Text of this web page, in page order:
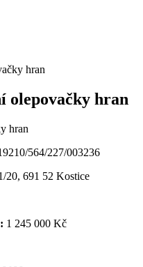
hran
olepovačky hran
hran
564/227/003236
20, 691 52 Kostice
1 245 000 Kč